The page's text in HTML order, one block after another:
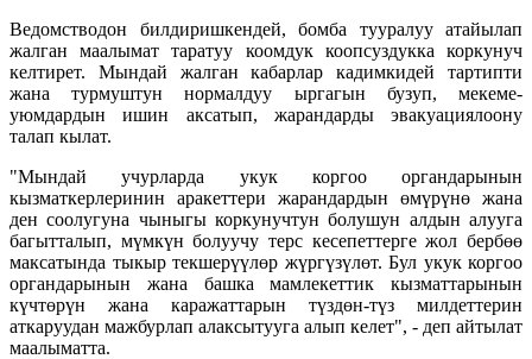
Ведомстводон билдиришкендей, бомба тууралуу атайылап
жалган маалымат таратуу коомдук коопсуздукка коркунуч
келтирет. Мындай жалган кабарлар кадимкидей тартипти
жана турмуштун нормалдуу ыргагын бузуп, мекеме-
уюмдардын ишин аксатып, жарандарды эвакуациялоону
талап кылат.
"Мындай учурларда укук коргоо органдарынын
кызматкерлеринин аракеттери жарандардын өмүрүнө жана
ден соолугуна чыныгы коркунучтун болушун алдын алууга
багытталып, мүмкүн болуучу терс кесепеттерге жол бербөө
максатында тыкыр текшерүүлөр жүргүзүлөт. Бул укук коргоо
органдарынын жана башка мамлекеттик кызматтарынын
күчтөрүн жана каражаттарын түздөн-түз милдеттерин
аткаруудан мажбурлап алаксытууга алып келет", - деп айтылат
маалыматта.